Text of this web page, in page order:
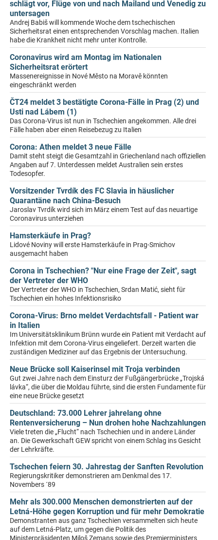
schlägt vor, Flüge von und nach Mailand und Venedig zu
untersagen
Andrej Babiš will kommende Woche dem tschechischen
Sicherheitsrat einen entsprechenden Vorschlag machen. Italien
habe die Krankheit nicht mehr unter Kontrolle.
Coronavirus wird am Montag im Nationalen
Sicherheitsrat erörtert
Massenereignisse in Nové Město na Moravě könnten
eingeschränkt werden
ČT24 meldet 3 bestätigte Corona-Fälle in Prag (2) und
Usti nad Lábem (1)
Das Corona-Virus ist nun in Tschechien angekommen. Alle drei
Fälle haben aber einen Reisebezug zu Italien
Corona: Athen meldet 3 neue Fälle
Damit steht steigt die Gesamtzahl in Griechenland nach offiziellen
Angaben auf 7. Unterdessen meldet Australien sein erstes
Todesopfer.
Vorsitzender Tvrdík des FC Slavia in häuslicher
Quarantäne nach China-Besuch
Jaroslav Tvrdík wird sich im März einem Test auf das neuartige
Coronavirus unterziehen
Hamsterkäufe in Prag?
Lidové Noviny will erste Hamsterkäufe in Prag-Smichov
ausgemacht haben
Corona in Tschechien? "Nur eine Frage der Zeit", sagt
der Vertreter der WHO
Der Vertreter der WHO in Tschechien, Srdan Matić, sieht für
Tschechien ein hohes Infektionsrisiko
Corona-Virus: Brno meldet Verdachtsfall - Patient war
in Italien
Im Universitätsklinikum Brünn wurde ein Patient mit Verdacht auf
Infektion mit dem Corona-Virus eingeliefert. Derzeit warten die
zuständigen Mediziner auf das Ergebnis der Untersuchung.
Neue Brücke soll Kaiserinsel mit Troja verbinden
Gut zwei Jahre nach dem Einsturz der Fußgängerbrücke „Trojská
lávka“, die über die Moldau führte, sind die ersten Fundamente für
eine neue Brücke gesetzt
Deutschland: 73.000 Lehrer jahrelang ohne
Rentenversicherung – Nun drohen hohe Nachzahlungen
Viele treten die „Flucht“ nach Tschechien und in andere Länder
an. Die Gewerkschaft GEW spricht von einem Schlag ins Gesicht
der Lehrkräfte.
Tschechen feiern 30. Jahrestag der Sanften Revolution
Regierungskritiker demonstrieren am Denkmal des 17.
Novembers ´89
Mehr als 300.000 Menschen demonstrierten auf der
Letná-Höhe gegen Korruption und für mehr Demokratie
Demonstranten aus ganz Tschechien versammelten sich heute
auf dem Letná-Platz, um gegen die Politik des
Ministerpräsidenten Miloš Zemans sowie des Premierministers